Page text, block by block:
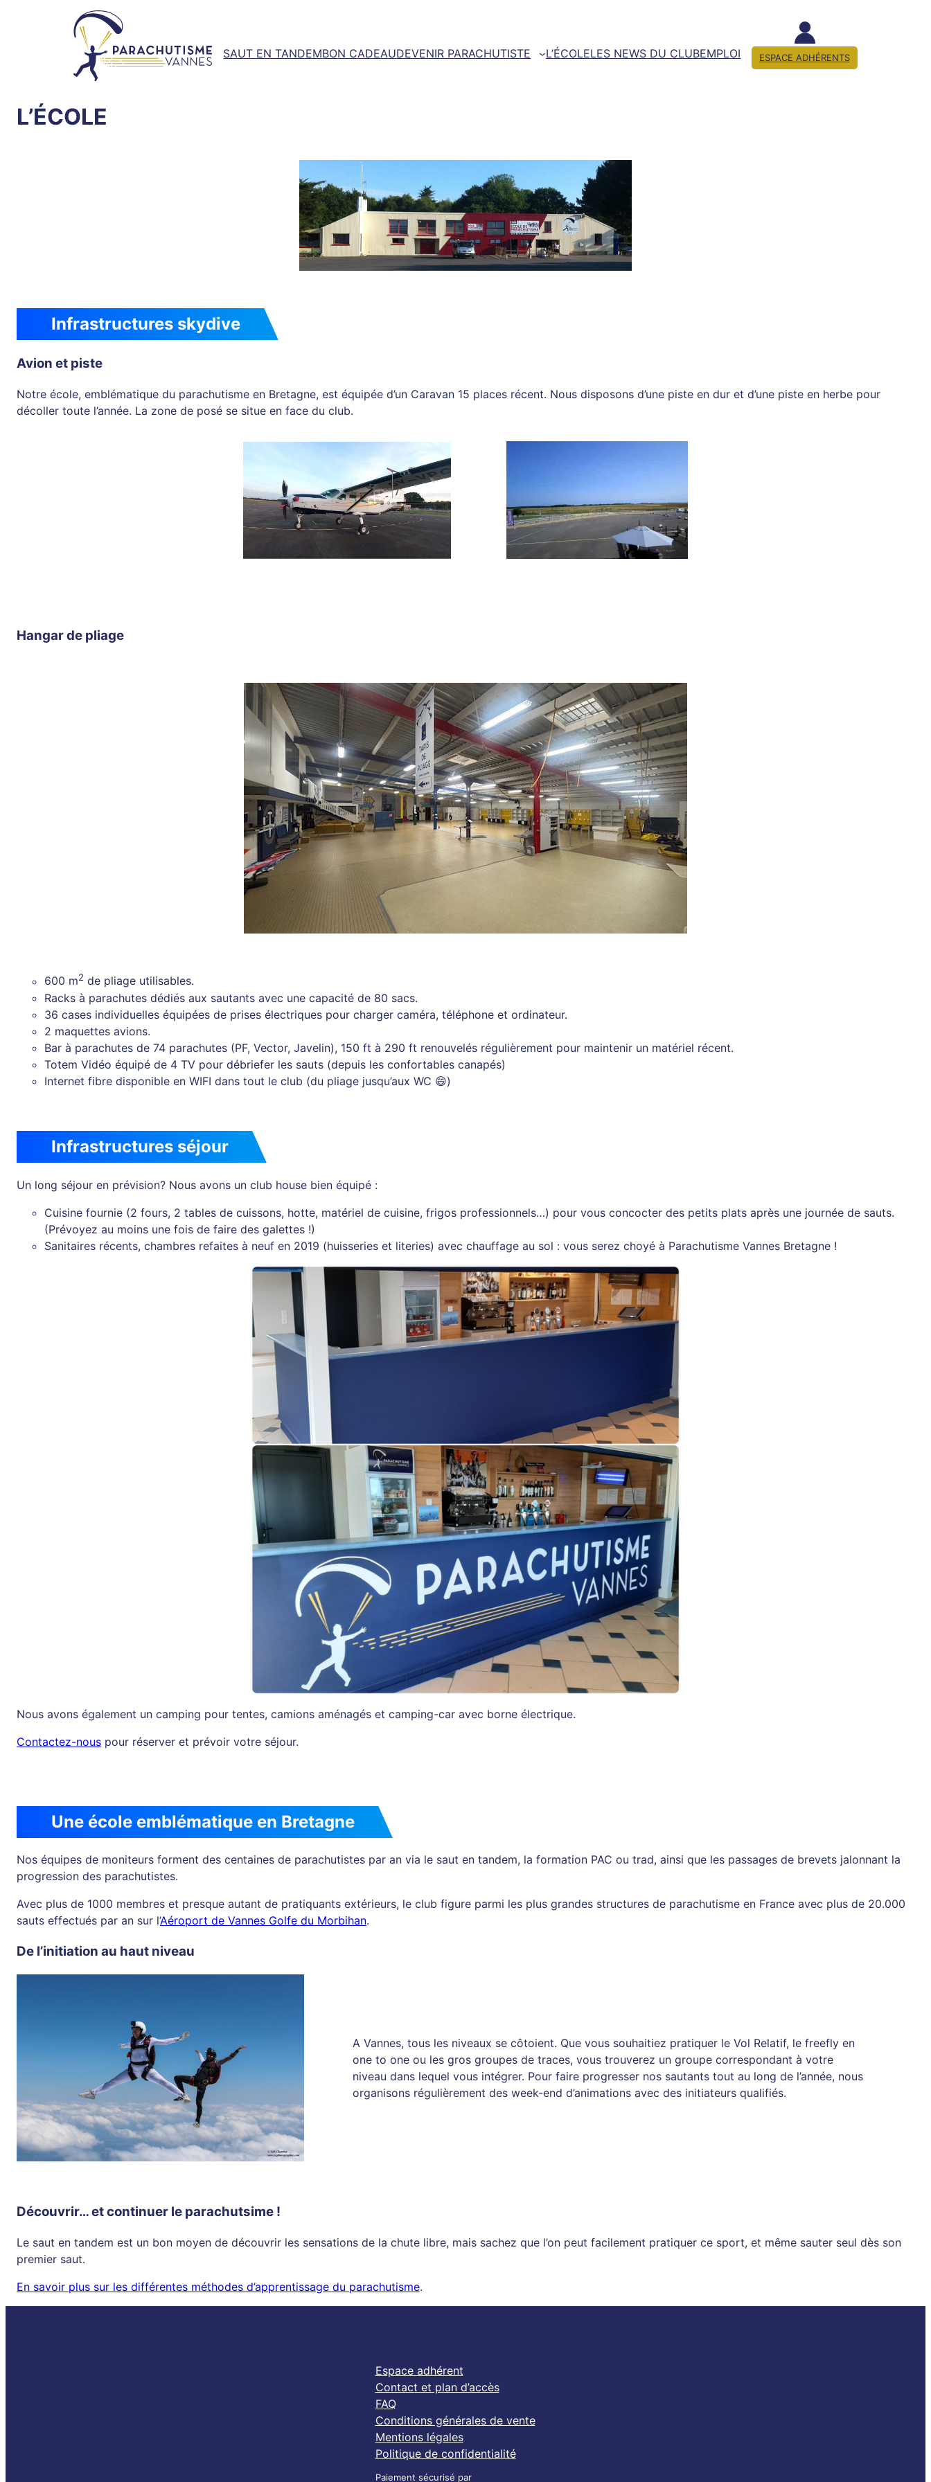
SAUT EN TANDEMBON CADEAUDEVENIR PARACHUTISTE L’ÉCOLELES NEWS DU CLUBEMPLOI ESPACE ADHÉRENTS
L’ÉCOLE
Infrastructures skydive
Avion et piste
Notre école, emblématique du parachutisme en Bretagne, est équipée d’un Caravan 15 places récent. Nous disposons d’une piste en dur et d’une piste en herbe pour
décoller toute l’année. La zone de posé se situe en face du club.
Hangar de pliage
600 m2 de pliage utilisables.
Racks à parachutes dédiés aux sautants avec une capacité de 80 sacs.
36 cases individuelles équipées de prises électriques pour charger caméra, téléphone et ordinateur.
2 maquettes avions.
Bar à parachutes de 74 parachutes (PF, Vector, Javelin), 150 ft à 290 ft renouvelés régulièrement pour maintenir un matériel récent.
Totem Vidéo équipé de 4 TV pour débriefer les sauts (depuis les confortables canapés)
Internet fibre disponible en WIFI dans tout le club (du pliage jusqu’aux WC 😄)
Infrastructures séjour
Un long séjour en prévision? Nous avons un club house bien équipé :
Cuisine fournie (2 fours, 2 tables de cuissons, hotte, matériel de cuisine, frigos professionnels…) pour vous concocter des petits plats après une journée de sauts.
(Prévoyez au moins une fois de faire des galettes !)
Sanitaires récents, chambres refaites à neuf en 2019 (huisseries et literies) avec chauffage au sol : vous serez choyé à Parachutisme Vannes Bretagne !
Nous avons également un camping pour tentes, camions aménagés et camping-car avec borne électrique.
Contactez-nous pour réserver et prévoir votre séjour.
Une école emblématique en Bretagne
Nos équipes de moniteurs forment des centaines de parachutistes par an via le saut en tandem, la formation PAC ou trad, ainsi que les passages de brevets jalonnant la
progression des parachutistes.
Avec plus de 1000 membres et presque autant de pratiquants extérieurs, le club figure parmi les plus grandes structures de parachutisme en France avec plus de 20.000
sauts effectués par an sur l’Aéroport de Vannes Golfe du Morbihan.
De l’initiation au haut niveau
A Vannes, tous les niveaux se côtoient. Que vous souhaitiez pratiquer le Vol Relatif, le freefly en
one to one ou les gros groupes de traces, vous trouverez un groupe correspondant à votre
niveau dans lequel vous intégrer. Pour faire progresser nos sautants tout au long de l’année, nous
organisons régulièrement des week-end d’animations avec des initiateurs qualifiés.
Découvrir… et continuer le parachutsime !
Le saut en tandem est un bon moyen de découvrir les sensations de la chute libre, mais sachez que l’on peut facilement pratiquer ce sport, et même sauter seul dès son
premier saut.
En savoir plus sur les différentes méthodes d’apprentissage du parachutisme.
Espace adhérent
Contact et plan d’accès
FAQ
Conditions générales de vente
Mentions légales
Politique de confidentialité
Paiement sécurisé par